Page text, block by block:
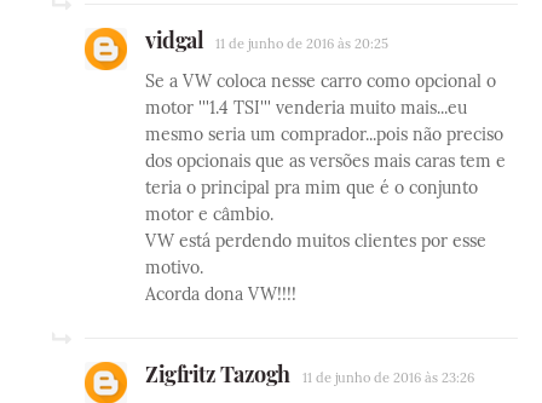
vidgal 11 de junho de 2016 às 20:25
Se a VW coloca nesse carro como opcional o
motor '''1.4 TSI''' venderia muito mais...eu
mesmo seria um comprador...pois não preciso
dos opcionais que as versões mais caras tem e
teria o principal pra mim que é o conjunto
motor e câmbio.
VW está perdendo muitos clientes por esse
motivo.
Acorda dona VW!!!!
Zigfritz Tazogh 11 de junho de 2016 às 23:26